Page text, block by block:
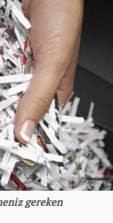
gereken